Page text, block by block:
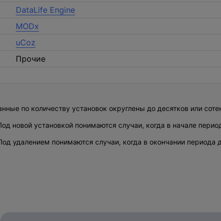
DataLife Engine
MODx
uCoz
Прочие
по количеству установок округлены до десятков или
новой установкой понимаются случаи, когда в начале
удалением понимаются случаи, когда в окончании периода
В ближайшее время с вами